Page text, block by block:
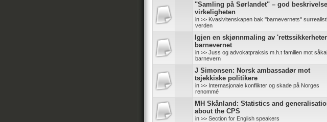
"Samling på Sørlandet" – god
virkeligheten
in >> Kvasivitenskapen bak ''barnevernets''
verden
Igjen en skjønnmaling av
barnevernet
in >> Juss og advokatpraksis m.h.t familien mot
barnevern
J Simonsen: Norsk ambassadør mot
tsjekkiske politikere
in >> Internasjonale konflikter og skade på Norges
renommé
MH Skånland: Statistics and
about the CPS
in >> Section for English speakers